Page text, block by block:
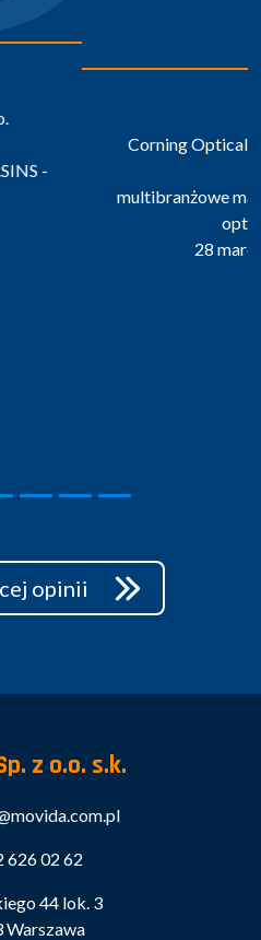
LEAN
Polska Sp. z o.o.
- TOUR de MAGASINS -
procesów
opinii
z o.o. s.k.
626 02 62
44 lok. 3
Warszawa